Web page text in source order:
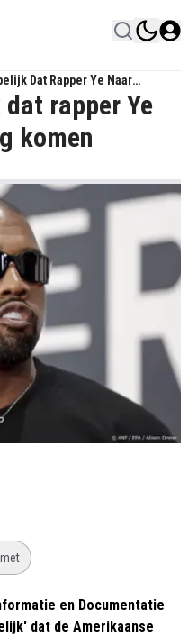
Dat Rapper Ye Naar
Komen rapper Ye
komen
en Documentatie
dat de Amerikaanse